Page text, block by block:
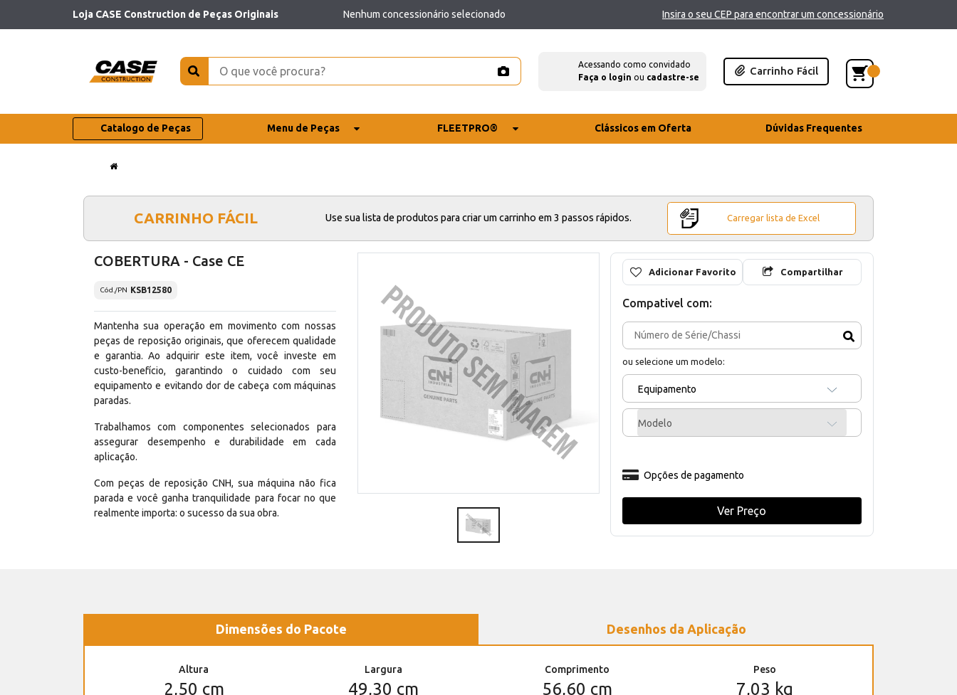
Loja CASE Construction de Peças Originais Nenhum concessionário selecionado Insira o seu CEP para encontrar um concessionário
Acessando como convidado
Faça o login ou cadastre-se
Carrinho Fácil
Catalogo de Peças Menu de Peças FLEETPRO® Clássicos em Oferta Dúvidas Frequentes
CARRINHO FÁCIL Use sua lista de produtos para criar um carrinho em 3 passos rápidos. Carregar lista de Excel
COBERTURA - Case CE
Cód./PN KSB12580
Mantenha sua operação em movimento com nossas
peças de reposição originais, que oferecem qualidade
e garantia. Ao adquirir este item, você investe em
custo-benefício, garantindo o cuidado com seu
equipamento e evitando dor de cabeça com máquinas
paradas.
Trabalhamos com componentes selecionados para
assegurar desempenho e durabilidade em cada
aplicação.
Com peças de reposição CNH, sua máquina não fica
parada e você ganha tranquilidade para focar no que
realmente importa: o sucesso da sua obra.
Adicionar Favorito Compartilhar
Compativel com:
ou selecione um modelo:
Equipamento
Modelo
Opções de pagamento
Ver Preço
Dimensões do Pacote Desenhos da Aplicação
Altura
2,50 cm
Largura
49,30 cm
Comprimento
56,60 cm
Peso
7,03 kg